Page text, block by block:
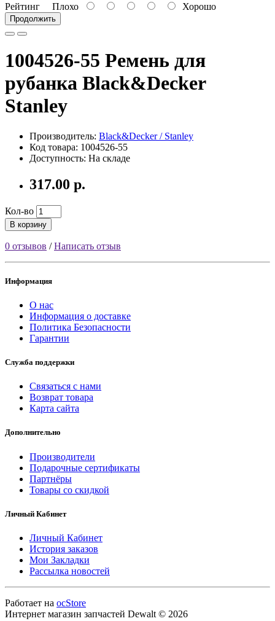
Рейтинг Плохо Хорошо
Продолжить
1004526-55 Ремень для
рубанка Black&Decker
Stanley
Производитель: Black&Decker / Stanley
Код товара: 1004526-55
Доступность: На складе
317.00 р.
Кол-во
В корзину
0 отзывов /Написать отзыв
Информация
О нас
Информация о доставке
Политика Безопасности
Гарантии
Служба поддержки
Связаться с нами
Возврат товара
Карта сайта
Дополнительно
Производители
Подарочные сертификаты
Партнёры
Товары со скидкой
Личный Кабинет
Личный Кабинет
История заказов
Мои Закладки
Рассылка новостей
Работает на ocStore
Интернет магазин запчастей Dewalt © 2026